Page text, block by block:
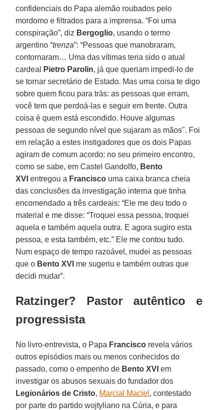
confidenciais do Papa alemão roubados pelo
mordomo e filtrados para a imprensa. “Foi uma
conspiração”, diz Bergoglio, usando o termo
argentino “trenza”: “Pessoas que manobraram,
contornaram… Uma das vítimas teria sido o atual
cardeal
Pietro Parolin, já que queriam impedi-lo de
se tornar secretário de Estado. Mas uma coisa te digo
sobre quem ficou para trás: as pessoas que erram,
você tem que perdoá-las e seguir em frente. Outra
coisa é quem está escondido. Houve algumas
pessoas de segundo nível que sujaram as mãos". Foi
em relação a estes instigadores que os dois Papas
agiram de comum acordo: no seu primeiro encontro,
como se sabe, em Castel Gandolfo, Bento
XVI entregou a Francisco uma caixa branca cheia
das conclusões da investigação interna que tinha
encomendado a três cardeais: “Ele me deu todo o
material e me disse: “Troquei essa pessoa, troquei
aquela e também aquela outra. E agora sugiro esta
pessoa, e esta também, etc.” Ele me contou tudo.
Num espaço de tempo razoável, mudei as pessoas
que o Bento XVI me sugeriu e também outras que
decidi mudar”.
Ratzinger? Pastor autêntico e
progressista
No livro-entrevista, o Papa Francisco revela vários
outros episódios mais ou menos conhecidos do
passado, como o empenho de Bento XVI em
investigar os abusos sexuais do fundador dos
Legionários de Cristo, Marcial Maciel , contestado
por parte do partido wojtyliano na Cúria, e para